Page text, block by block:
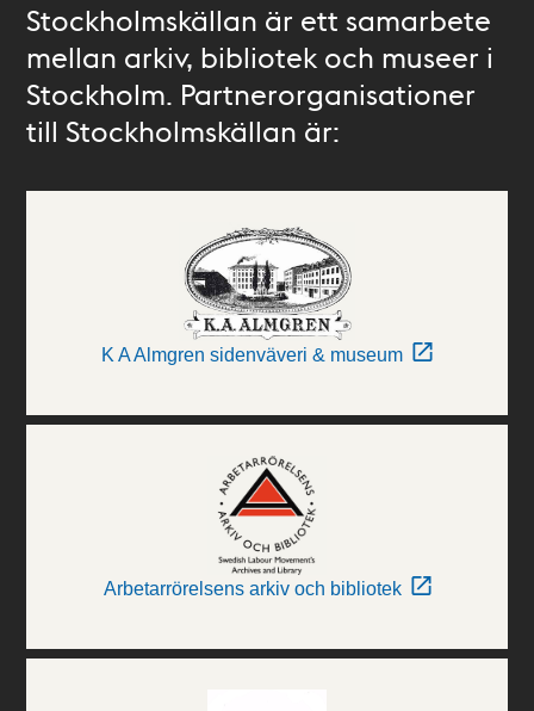
Stockholmskällan är ett samarbete
mellan arkiv, bibliotek och museer i
Stockholm. Partnerorganisationer
till Stockholmskällan är:
K A Almgren sidenväveri & museum
Arbetarrörelsens arkiv och bibliotek